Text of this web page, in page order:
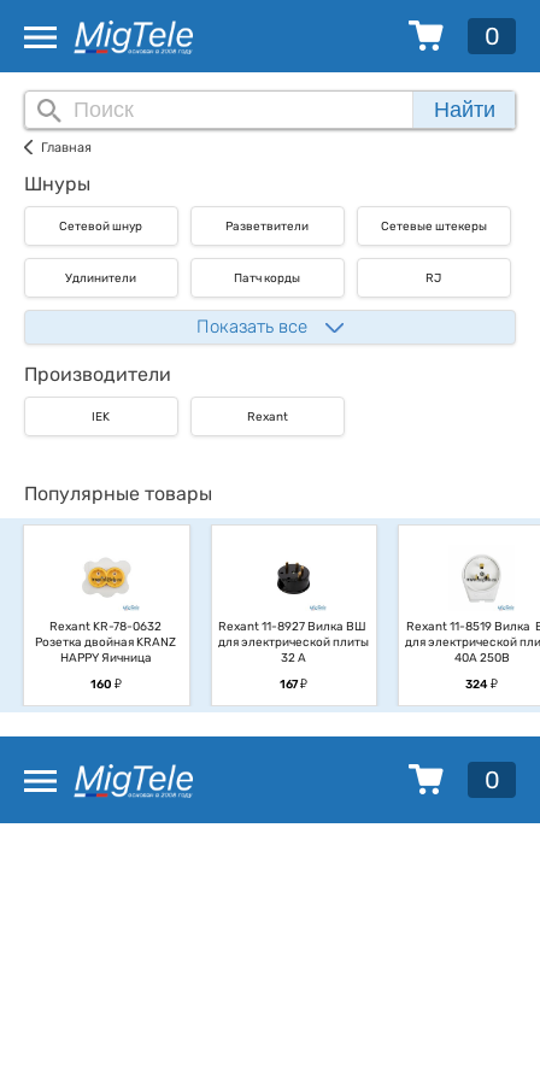
0
Найти
Главная
Шнуры
Сетевой шнур Разветвители Сетевые штекеры
Удлинители Патч корды RJ
Показать все
Производители
IEK Rexant
Популярные товары
Rexant KR-78-0632
Розетка двойная KRANZ
HAPPY Яичница
160у
Rexant 11-8927 Вилка ВШ
для электрической плиты
32 А
167у
Rexant 11-8519 Вилка
для электрической
40А 250В
324у
0